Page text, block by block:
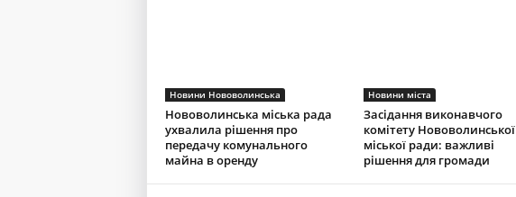
Новини Нововолинська
Нововолинська міська рада
ухвалила рішення про
передачу комунального
майна в оренду
Новини міста
Засідання виконавчого
комітету Нововолинської
міської ради: важливі
рішення для громади